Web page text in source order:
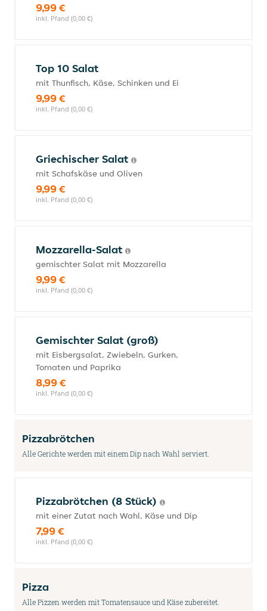
9,99 €
inkl. Pfand (0,00 €)
Top 10 Salat
mit Thunfisch, Käse, Schinken und Ei
9,99 €
inkl. Pfand (0,00 €)
Griechischer Salat
mit Schafskäse und Oliven
9,99 €
inkl. Pfand (0,00 €)
Mozzarella-Salat
gemischter Salat mit Mozzarella
9,99 €
inkl. Pfand (0,00 €)
Gemischter Salat (groß)
mit Eisbergsalat, Zwiebeln, Gurken,
Tomaten und Paprika
8,99 €
inkl. Pfand (0,00 €)
Pizzabrötchen
Alle Gerichte werden mit einem Dip nach Wahl serviert.
Pizzabrötchen (8 Stück)
mit einer Zutat nach Wahl, Käse und Dip
7,99 €
inkl. Pfand (0,00 €)
Pizza
Alle Pizzen werden mit Tomatensauce und Käse zubereitet.